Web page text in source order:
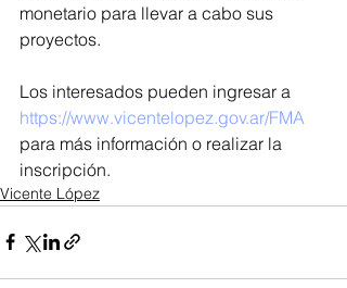
monetario para llevar a cabo sus
proyectos.
Los interesados pueden ingresar a
https://www.vicentelopez.gov.ar/FMA
para más información o realizar la
inscripción.
Vicente López